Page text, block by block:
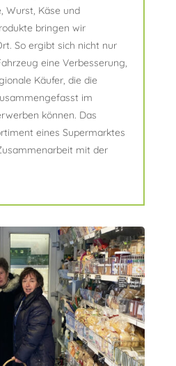
Wurst, Käse und
bringen wir
So ergibt sich nicht nur
eine Verbesserung,
Käufer, die die
im
können. Das
eines Supermarktes
mit der